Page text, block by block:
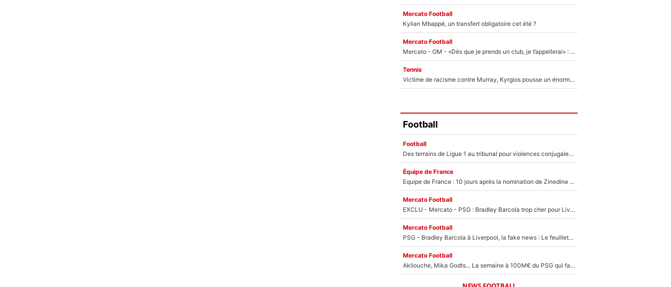
Mercato Football
Kylian Mbappé, un transfert obligatoire cet été ?
Mercato Football
Mercato - OM - «Dès que je prends un club, je t’appellerai» : La promesse de Marcelino au moment de claquer la porte
Tennis
Victime de racisme contre Murray, Kyrgios pousse un énorme coup de gueule !
Football
Football
Des terrains de Ligue 1 au tribunal pour violences conjugales : Un arbitre français encourt une peine de 18 mois de prison !
Équipe de France
Equipe de France : 10 jours après la nomination de Zinedine Zidane, c'est au tour de son fils de prendre un nouveau départ !
Mercato Football
EXCLU - Mercato - PSG : Bradley Barcola trop cher pour Liverpool
Mercato Football
PSG - Bradley Barcola à Liverpool, la fake news : Le feuilleton continue !
Mercato Football
Akliouche, Mika Godts... La semaine à 100M€ du PSG qui fait basculer le mercato du PSG !